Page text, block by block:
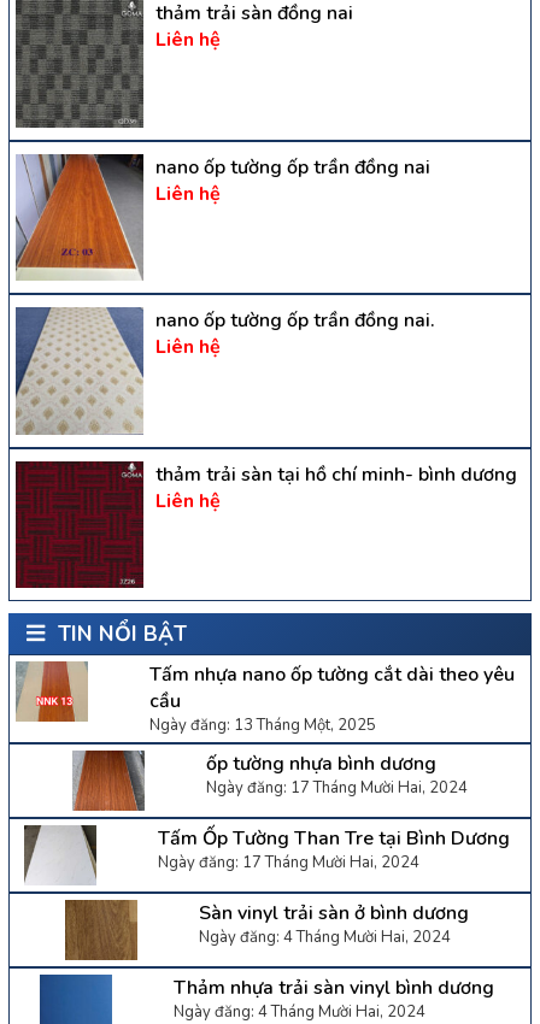
thảm trải sàn đồng nai
Liên hệ
nano ốp tường ốp trần đồng nai
Liên hệ
nano ốp tường ốp trần đồng nai.
Liên hệ
thảm trải sàn tại hồ chí minh- bình dương
Liên hệ
TIN NỔI BẬT
Tấm nhựa nano ốp tường cắt dài theo yêu
cầu
Ngày đăng: 13 Tháng Một, 2025
ốp tường nhựa bình dương
Ngày đăng: 17 Tháng Mười Hai, 2024
Tấm Ốp Tường Than Tre tại Bình Dương
Ngày đăng: 17 Tháng Mười Hai, 2024
Sàn vinyl trải sàn ở bình dương
Ngày đăng: 4 Tháng Mười Hai, 2024
Thảm nhựa trải sàn vinyl bình dương
Ngày đăng: 4 Tháng Mười Hai, 2024